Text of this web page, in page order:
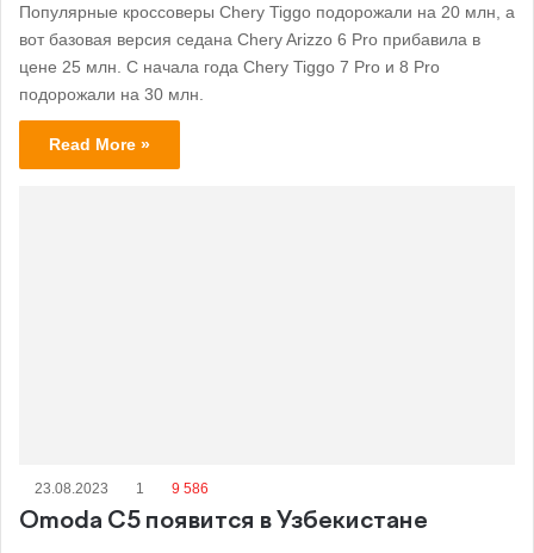
Популярные кроссоверы Chery Tiggo подорожали на 20 млн, а
вот базовая версия седана Chery Arizzo 6 Pro прибавила в
цене 25 млн. С начала года Chery Tiggo 7 Pro и 8 Pro
подорожали на 30 млн.
Read More »
23.08.2023 1 9 586
Omoda C5 появится в Узбекистане